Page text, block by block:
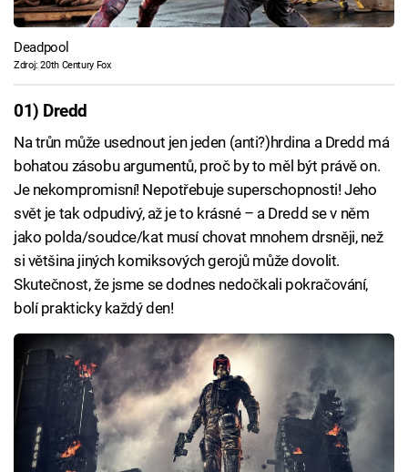
Deadpool
Zdroj: 20th Century Fox
01) Dredd
Na trůn může usednout jen jeden (anti?)hrdina a Dredd má
bohatou zásobu argumentů, proč by to měl být právě on.
Je nekompromisní! Nepotřebuje superschopnosti! Jeho
svět je tak odpudivý, až je to krásné – a Dredd se v něm
jako polda/soudce/kat musí chovat mnohem drsněji, než
si většina jiných komiksových gerojů může dovolit.
Skutečnost, že jsme se dodnes nedočkali pokračování,
bolí prakticky každý den!